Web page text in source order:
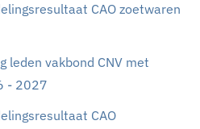
CAO zoetwaren
leden vakbond CNV met
- 2027
CAO